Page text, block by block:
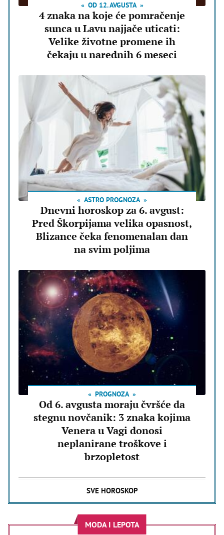
OD 12. AVGUSTA
4 znaka na koje će pomračenje
sunca u Lavu najjače uticati:
Velike životne promene ih
čekaju u narednih 6 meseci
ASTRO PROGNOZA
Dnevni horoskop za 6. avgust:
Pred Škorpijama velika opasnost,
Blizance čeka fenomenalan dan
na svim poljima
PROGNOZA
Od 6. avgusta moraju čvršće da
stegnu novčanik: 3 znaka kojima
Venera u Vagi donosi
neplanirane troškove i
brzopletost
SVE HOROSKOP
MODA I LEPOTA